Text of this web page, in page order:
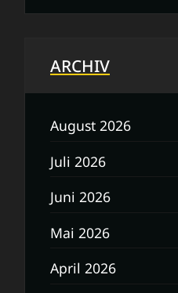
ARCHIV
August 2026
Juli 2026
Juni 2026
Mai 2026
April 2026